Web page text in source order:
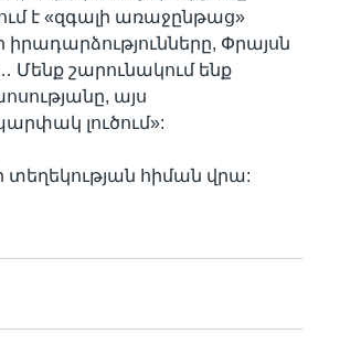
է «զգալի առաջընթաց»
իրադարձությունները, Փրայսն
Մենք շարունակում ենք
այս
լուծում»:
հիման վրա: